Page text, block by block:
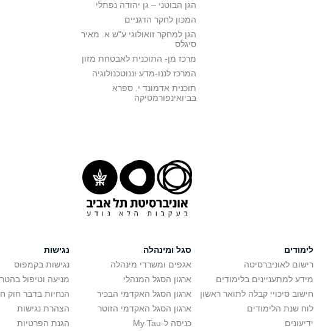
הגן הבוטני – גן יהודה נפתלי
המכון לחקר הדגניים
הגן למחקר זואולוגי ע"ש א. מאיר
סיגלס
מרכז מן- התוכנית לאבטחת מזון
המרכז לננו-מדע וננוטכנולוגיה
תוכנית אדמונד י. ספרא
בביואינפורמטיקה
לימודים
רישום לאוניברסיטה
מידע למתעניינים בלימודים
חישוב סיכויי קבלה לתואר ראשון
לוח שנת הלימודים
ידיעונים
סגל ומינהלה
אגפים ומשרדי מינהלה
ארגון הסגל המנהלי
ארגון הסגל האקדמי הבכיר
ארגון הסגל האקדמי הזוטר
כניסה ל-My Tau
נגישות
נגישות בקמפוס
מניעה וטיפול
הנחיות בדבר חוק
הצהרת נגישות
הגנת הפרטיות